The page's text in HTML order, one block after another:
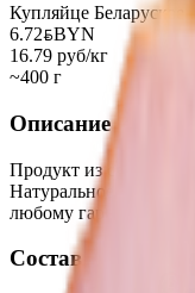
Купляйце Беларускае
6.72BYNBYN
16.79 руб/кг
~400 г
Описание
Продукт из свинины
Натуральное
любому гарниру!
Состав